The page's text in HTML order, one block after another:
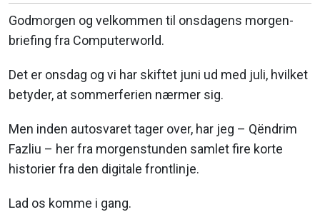
Godmorgen og velkommen til onsdagens morgen-
briefing fra Computerworld.
Det er onsdag og vi har skiftet juni ud med juli, hvilket
betyder, at sommerferien nærmer sig.
Men inden autosvaret tager over, har jeg – Qëndrim
Fazliu – her fra morgenstunden samlet fire korte
historier fra den digitale frontlinje.
Lad os komme i gang.